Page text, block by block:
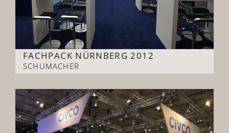
FACHPACK NÜRNBERG 2012
SCHUMACHER